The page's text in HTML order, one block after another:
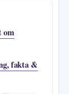
om
fakta &